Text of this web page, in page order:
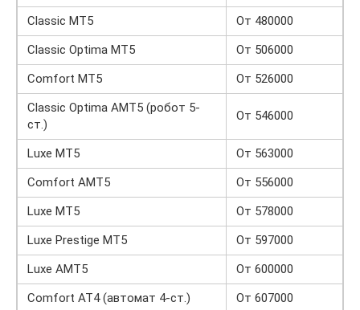
Classic MT5
От 480000
Classic Optima MT5
От 506000
Comfort MT5
От 526000
Classic Optima AMT5 (робот 5-
ст.)
От 546000
Luxe MT5
От 563000
Comfort AMT5
От 556000
Luxe MT5
От 578000
Luxe Prestige MT5
От 597000
Luxe AMT5
От 600000
Comfort AT4 (автомат 4-ст.)
От 607000